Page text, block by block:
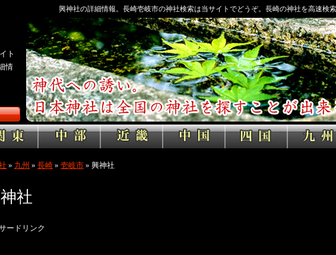
興神社の詳細情報。長崎壱岐市の神社検索は当サイトでどうぞ。長崎の神社を高速検索
ト
情
» 九州 » 長崎 » 壱岐市 » 興神社
社
ードリンク